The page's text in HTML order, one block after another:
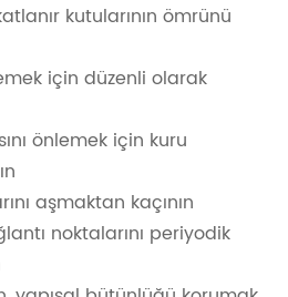
kutularının ömrünü
için düzenli olarak
önlemek için kuru
aşmaktan kaçının
noktalarını periyodik